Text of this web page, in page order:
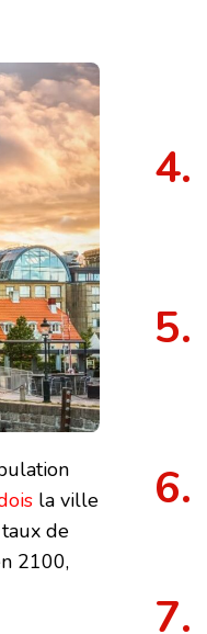
la ville
de
2100,